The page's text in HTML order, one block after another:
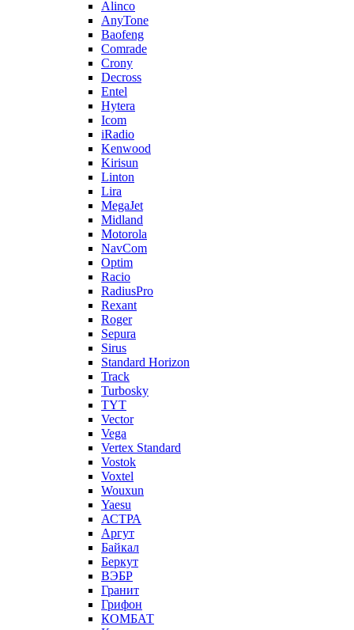
Alinco
AnyTone
Baofeng
Comrade
Crony
Decross
Entel
Hytera
Icom
iRadio
Kenwood
Kirisun
Linton
Lira
MegaJet
Midland
Motorola
NavCom
Optim
Racio
RadiusPro
Rexant
Roger
Sepura
Sirus
Standard Horizon
Track
Turbosky
TYT
Vector
Vega
Vertex Standard
Vostok
Voxtel
Wouxun
Yaesu
АСТРА
Аргут
Байкал
Беркут
ВЭБР
Гранит
Грифон
КОМБАТ